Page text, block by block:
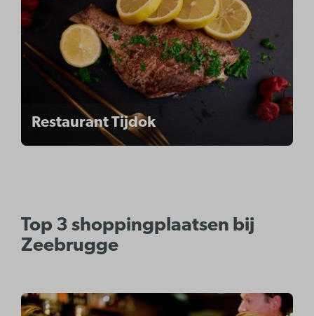
Restaurant Tijdok
Top 3 shoppingplaatsen bij
Zeebrugge